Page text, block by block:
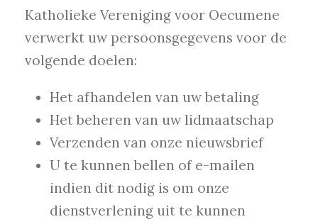
Katholieke Vereniging voor Oecumene
verwerkt uw persoonsgegevens voor de
volgende doelen:
Het afhandelen van uw betaling
Het beheren van uw lidmaatschap
Verzenden van onze nieuwsbrief
U te kunnen bellen of e-mailen
indien dit nodig is om onze
dienstverlening uit te kunnen